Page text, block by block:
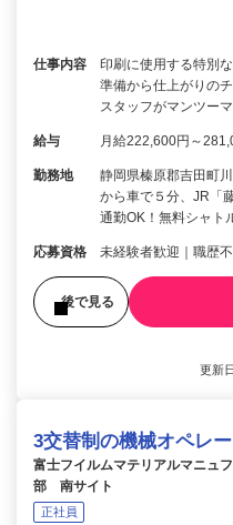
仕事内容
印刷に使用する特別
準備から仕上がりの
スタッフがマンツー
給与 月給222,600円～
勤務地
静岡県榛原郡吉田町
から車で５分、JR
通勤OK！無料シャト
応募資格 未経験者歓迎｜職歴
後で見る
更新
3交替制の機械オペレ
富士フイルムマテリアルマニュ
部 南サイト
正社員